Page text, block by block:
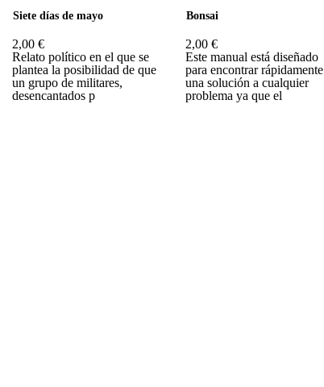
Siete días de mayo
2,00 €
Relato político en el que se
plantea la posibilidad de que
un grupo de militares,
desencantados p
Bonsai
2,00 €
Este manual está diseñado
para encontrar rápidamente
una solución a cualquier
problema ya que el